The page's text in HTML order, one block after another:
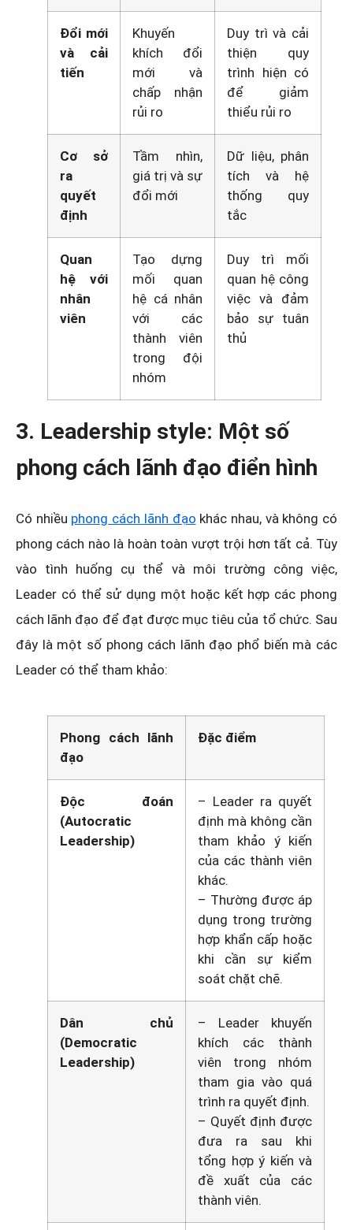
Đổi mới
và cải
tiến
Khuyến
khích đổi
mới và
chấp nhận
rủi ro
Duy trì và cải
thiện quy
trình hiện có
để giảm
thiểu rủi ro
Cơ sở
ra
quyết
định
Tầm nhìn,
giá trị và sự
đổi mới
Dữ liệu, phân
tích và hệ
thống quy
tắc
Quan
hệ với
nhân
viên
Tạo dựng
mối quan
hệ cá nhân
với các
thành viên
trong đội
nhóm
Duy trì mối
quan hệ công
việc và đảm
bảo sự tuân
thủ
3. Leadership style: Một số
phong cách lãnh đạo điển hình
Có nhiều phong cách lãnh đạo khác nhau, và không có
phong cách nào là hoàn toàn vượt trội hơn tất cả. Tùy
vào tình huống cụ thể và môi trường công việc,
Leader có thể sử dụng một hoặc kết hợp các phong
cách lãnh đạo để đạt được mục tiêu của tổ chức. Sau
đây là một số phong cách lãnh đạo phổ biến mà các
Leader có thể tham khảo:
Phong cách lãnh
đạo
Đặc điểm
Độc đoán
(Autocratic
Leadership)
– Leader ra quyết
định mà không cần
tham khảo ý kiến
của các thành viên
khác.
– Thường được áp
dụng trong trường
hợp khẩn cấp hoặc
khi cần sự kiểm
soát chặt chẽ.
Dân chủ
(Democratic
Leadership)
– Leader khuyến
khích các thành
viên trong nhóm
tham gia vào quá
trình ra quyết định.
– Quyết định được
đưa ra sau khi
tổng hợp ý kiến và
đề xuất của các
thành viên.